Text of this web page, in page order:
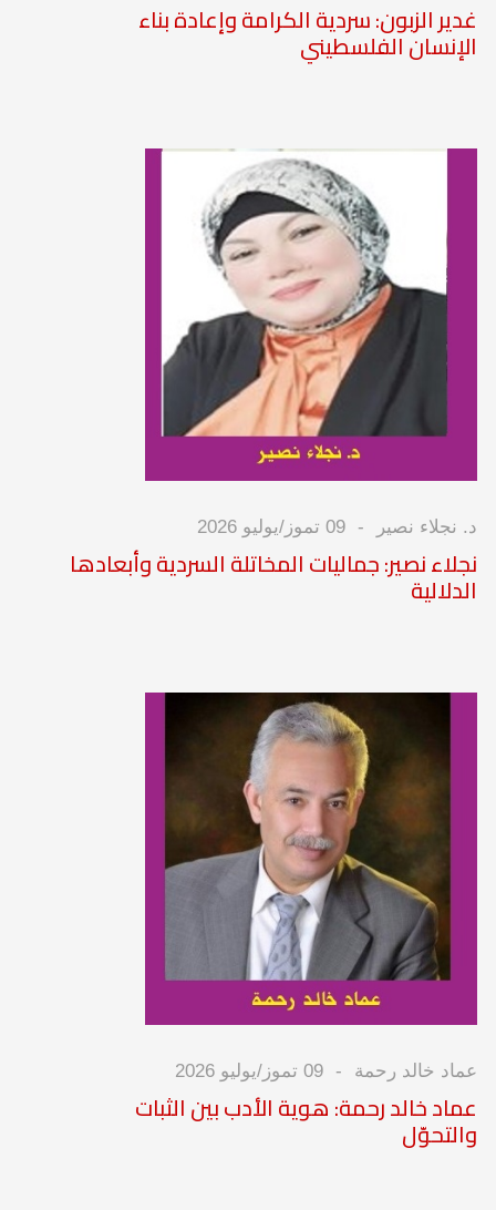
غدير الزبون: سردية الكرامة وإعادة بناء
الإنسان الفلسطيني
د. نجلاء نصير 09 تموز/يوليو 2026
نجلاء نصير: جماليات المخاتلة السردية وأبعادها
الدلالية
عماد خالد رحمة 09 تموز/يوليو 2026
عماد خالد رحمة: هوية الأدب بين الثبات
والتحوّل